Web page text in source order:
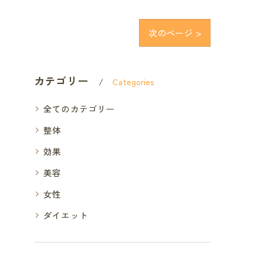
次のページ >
カテゴリー Categories
全てのカテゴリー
整体
効果
美容
女性
ダイエット